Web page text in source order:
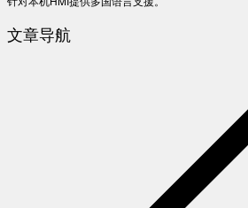
文章导航